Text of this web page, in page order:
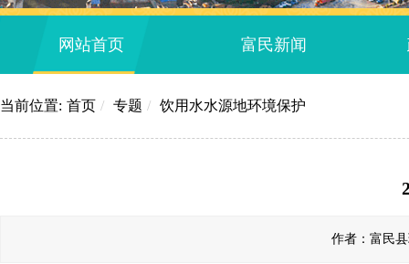
网站首页 富民新闻
当前位置: 首页 / 专题 / 饮用水水源地环境保护
作者：富民